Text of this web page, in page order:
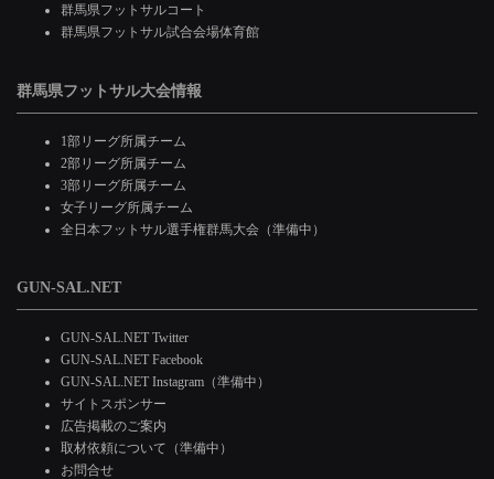
群馬県フットサルコート
群馬県フットサル試合会場体育館
群馬県フットサル大会情報
1部リーグ所属チーム
2部リーグ所属チーム
3部リーグ所属チーム
女子リーグ所属チーム
全日本フットサル選手権群馬大会（準備中）
GUN-SAL.NET
GUN-SAL.NET Twitter
GUN-SAL.NET Facebook
GUN-SAL.NET Instagram（準備中）
サイトスポンサー
広告掲載のご案内
取材依頼について（準備中）
お問合せ